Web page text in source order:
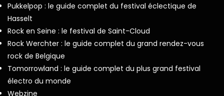
Pukkelpop : le guide complet du festival éclectique de
Hasselt
Rock en Seine : le festival de Saint-Cloud
Rock Werchter : le guide complet du grand rendez-vous
rock de Belgique
Tomorrowland : le guide complet du plus grand festival
électro du monde
Webzine